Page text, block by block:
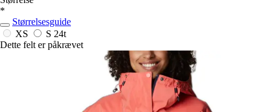
*
Størrelsesguide
XS
S 24t
Dette felt er påkrævet